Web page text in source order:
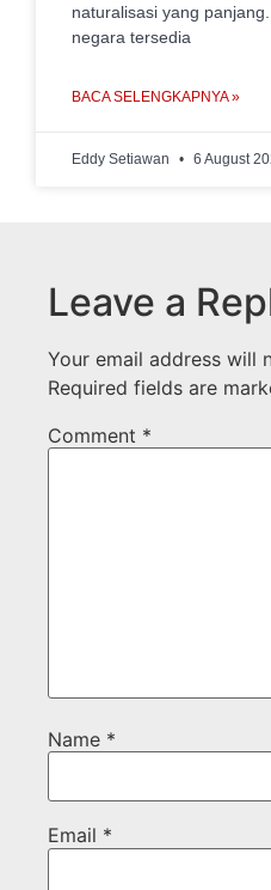
naturalisasi yang
negara tersedia
BACA SELENGKAPNYA »
Eddy Setiawan 6 August
Leave a
Your email address will
Required fields are
Comment *
Name *
Email *